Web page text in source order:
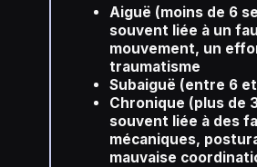
Aiguë (moins de 6
souvent liée à un
mouvement, un
traumatisme
Subaiguë (entre 6
Chronique (plus de
souvent liée à des
mécaniques,
mauvaise